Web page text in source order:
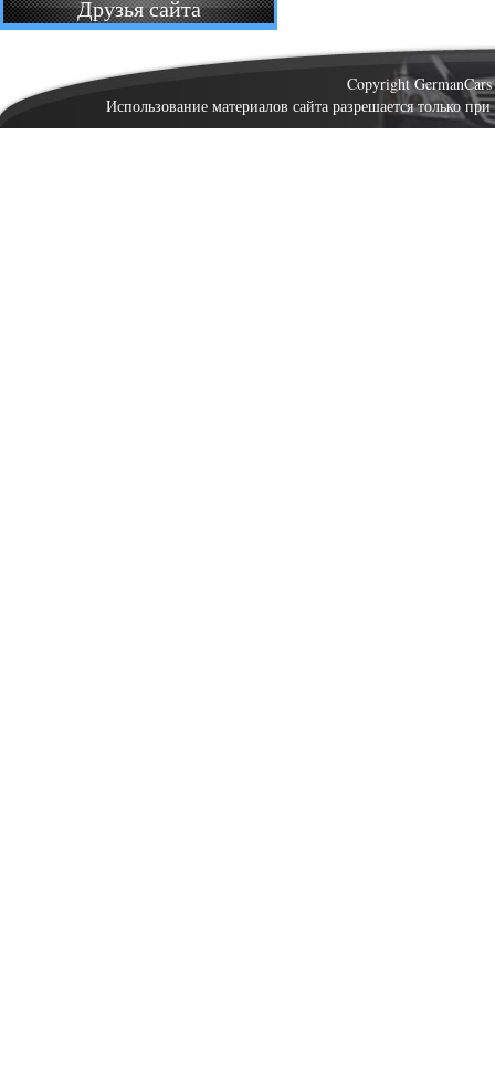
Друзья сайта
Copyright
Использование материалов сайта разрешается только